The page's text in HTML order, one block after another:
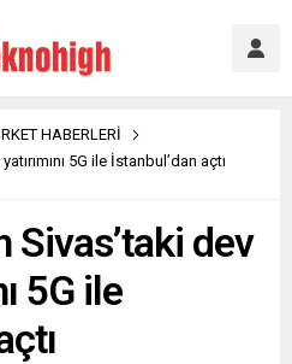
HABERLERİ
5G ile İstanbul’dan açtı
Sivas’taki dev
5G ile